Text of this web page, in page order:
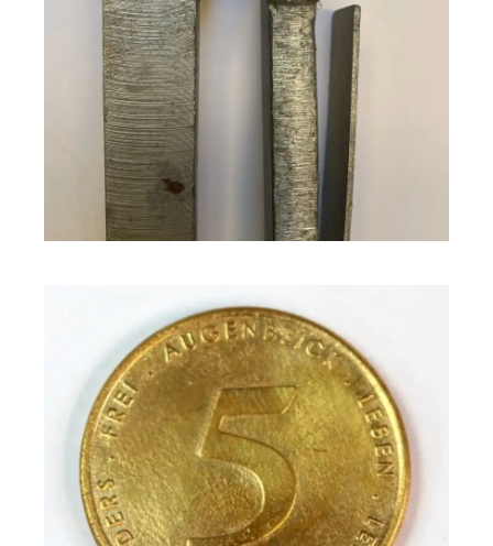
Dunkelgrau, matt
Grau-silber, matt
Eisen, niedriglegierte
Stähle
Grau-silber,
glänzend
Chrom, Nickel, Edelstahl
Weiß-silber,
Silber, Platin
glänzend
Gold, Messing
Gold-rötlich,
glänzend
Goldlegierung mit
Kupferanteil
Braun-rötlich,
glänzend
Kupfer
Bräunlich-gold,
Kupferlegierung,